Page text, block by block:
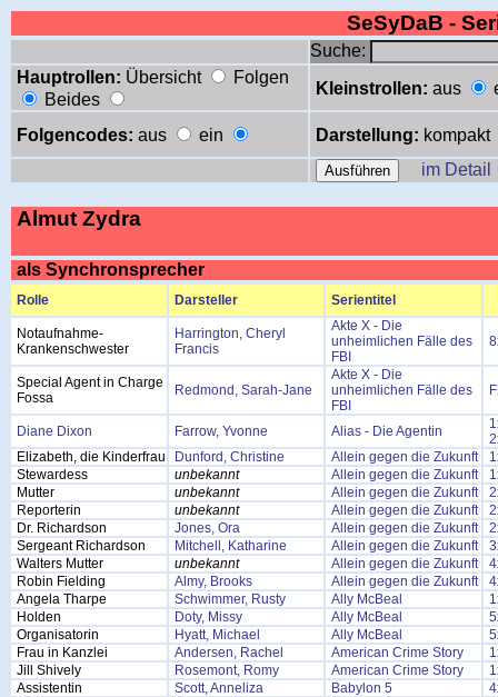
SeSyDaB -
Suche:
Hauptrollen: Übersicht
Folgen
Beides
Kleinstrollen: aus
Folgencodes: aus ein Darstellung: kompakt
im Detail
Almut Zydra
als Synchronsprecher
Rolle Darsteller Serientitel
Notaufnahme-
Krankenschwester
Harrington, Cheryl
Francis
Akte X - Die
unheimlichen Fälle des
FBI
Special Agent in Charge
Fossa
Redmond, Sarah-Jane
Akte X - Die
unheimlichen Fälle des
FBI
Diane Dixon Farrow, Yvonne Alias - Die Agentin
Elizabeth, die Kinderfrau
Dunford, Christine Allein gegen die Zukunft
Stewardess
unbekannt Allein gegen die Zukunft
Mutter
unbekannt Allein gegen die Zukunft
Reporterin
unbekannt Allein gegen die Zukunft
Dr. Richardson
Jones, Ora Allein gegen die Zukunft
Sergeant Richardson
Mitchell, Katharine Allein gegen die Zukunft
Walters Mutter
unbekannt Allein gegen die Zukunft
Robin Fielding
Almy, Brooks Allein gegen die Zukunft
Angela Tharpe
Schwimmer, Rusty Ally McBeal
Holden
Doty, Missy Ally McBeal
Organisatorin
Hyatt, Michael Ally McBeal
Frau in Kanzlei
Andersen, Rachel American Crime Story
Jill Shively
Rosemont, Romy American Crime Story
Assistentin
Scott, Anneliza Babylon 5